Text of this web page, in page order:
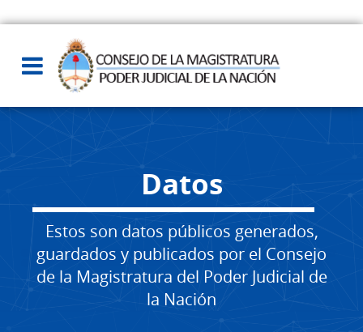
Datos
Estos son datos públicos generados,
guardados y publicados por el Consejo
de la Magistratura del Poder Judicial de
la Nación